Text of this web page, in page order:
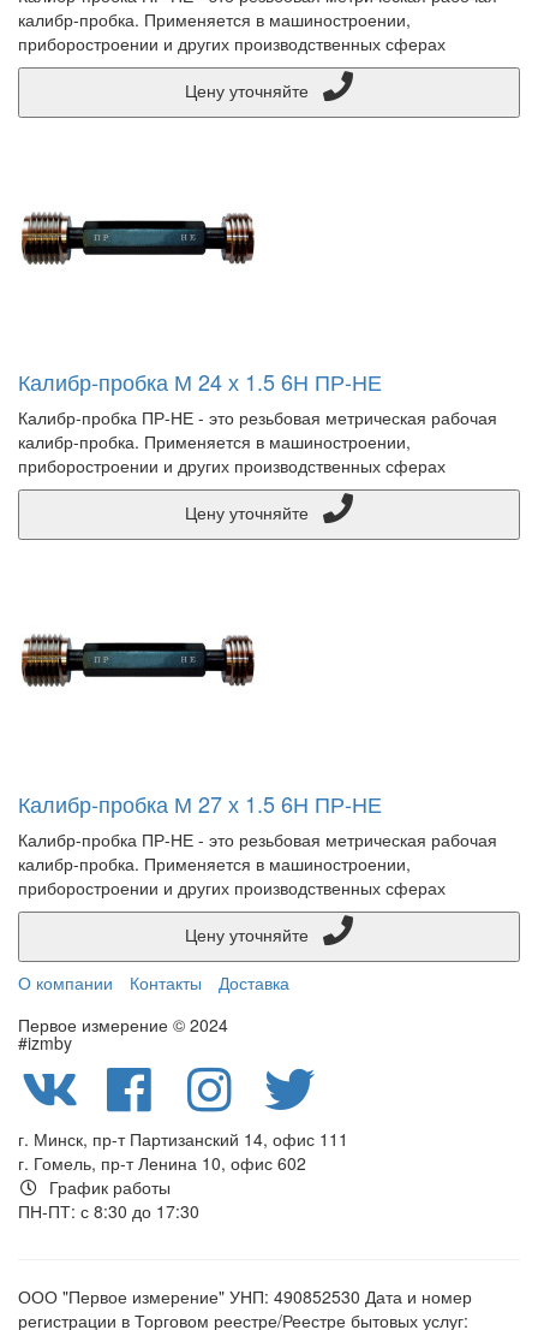
калибр-пробка. Применяется в машиностроении,
приборостроении и других производственных сферах
Калибр-пробка М 24 х 1.5 6Н ПР-НЕ
Калибр-пробка ПР-НЕ - это резьбовая метрическая рабочая
калибр-пробка. Применяется в машиностроении,
приборостроении и других производственных сферах
Калибр-пробка М 27 х 1.5 6Н ПР-НЕ
Калибр-пробка ПР-НЕ - это резьбовая метрическая рабочая
калибр-пробка. Применяется в машиностроении,
приборостроении и других производственных сферах
О компании
Контакты
Доставка
Первое измерение © 2024
#izmby
г. Минск, пр-т Партизанский 14, офис 111
г. Гомель, пр-т Ленина 10, офис 602
График работы
ПН-ПТ: с 8:30 до 17:30
ООО "Первое измерение" УНП: 490852530 Дата и номер
регистрации в Торговом реестре/Реестре бытовых услуг: